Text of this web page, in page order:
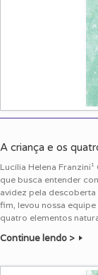
A criança e os
Lucília Helena
que busca entender
avidez pela
fim, levou nossa
quatro elementos
Continue lendo >